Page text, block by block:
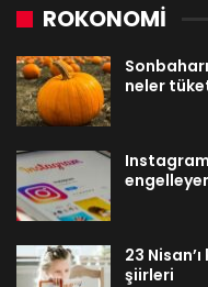
ROKONOMİ
neler
23
şiirleri